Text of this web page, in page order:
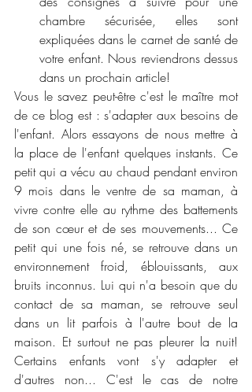
chambre sécurisée, elles sont
expliquées dans le carnet de santé de
votre enfant. Nous reviendrons dessus
dans un prochain article!
Vous le savez peut-être c'est le maître mot
de ce blog est : s'adapter aux besoins de
l'enfant. Alors essayons de nous mettre à
la place de l'enfant quelques instants. Ce
petit qui a vécu au chaud pendant environ
9 mois dans le ventre de sa maman, à
vivre contre elle au rythme des battements
de son cœur et de ses mouvements... Ce
petit qui une fois né, se retrouve dans un
environnement froid, éblouissants, aux
bruits inconnus. Lui qui n'a besoin que du
contact de sa maman, se retrouve seul
dans un lit parfois à l'autre bout de la
maison. Et surtout ne pas pleurer la nuit!
Certains enfants vont s'y adapter et
d'autres non... C'est le cas de notre